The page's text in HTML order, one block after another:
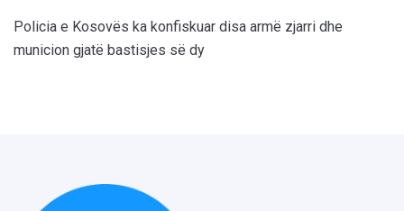
Policia e Kosovës ka konfiskuar disa armë zjarri dhe
municion gjatë bastisjes së dy